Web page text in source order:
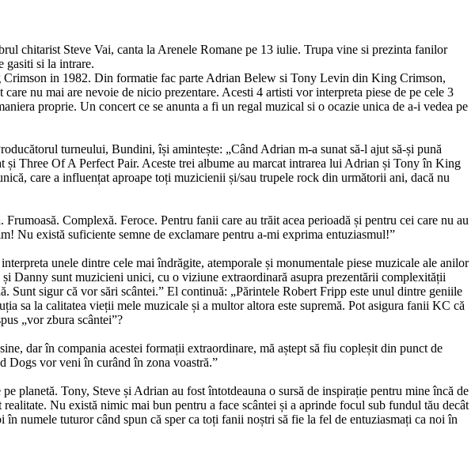
chitarist Steve Vai, canta la Arenele Romane pe 13 iulie. Trupa vine si prezinta fanilor
gasiti si la intrare.
in 1982. Din formatie fac parte Adrian Belew si Tony Levin din King Crimson,
nu mai are nevoie de nicio prezentare. Acesti 4 artisti vor interpreta piese de pe cele 3
proprie. Un concert ce se anunta a fi un regal muzical si o ocazie unica de a-i vedea pe
turneului, Bundini, își amintește: „Când Adrian m-a sunat să-l ajut să-și pună
Three Of A Perfect Pair. Aceste trei albume au marcat intrarea lui Adrian și Tony în King
care a influențat aproape toți muzicienii și/sau trupele rock din următorii ani, dacă nu
Complexă. Feroce. Pentru fanii care au trăit acea perioadă și pentru cei care nu au
Nu există suficiente semne de exclamare pentru a-mi exprima entuziasmul!”
unele dintre cele mai îndrăgite, atemporale și monumentale piese muzicale ale anilor
Danny sunt muzicieni unici, cu o viziune extraordinară asupra prezentării complexității
Sunt sigur că vor sări scântei.” El continuă: „Părintele Robert Fripp este unul dintre geniile
sa la calitatea vieții mele muzicale și a multor altora este supremă. Pot asigura fanii KC că
„vor zbura scântei”?
dar în compania acestei formații extraordinare, mă aștept să fiu copleșit din punct de
Dogs vor veni în curând în zona voastră.”
planetă. Tony, Steve și Adrian au fost întotdeauna o sursă de inspirație pentru mine încă de
Nu există nimic mai bun pentru a face scântei și a aprinde focul sub fundul tău decât
numele tuturor când spun că sper ca toți fanii noștri să fie la fel de entuziasmați ca noi în